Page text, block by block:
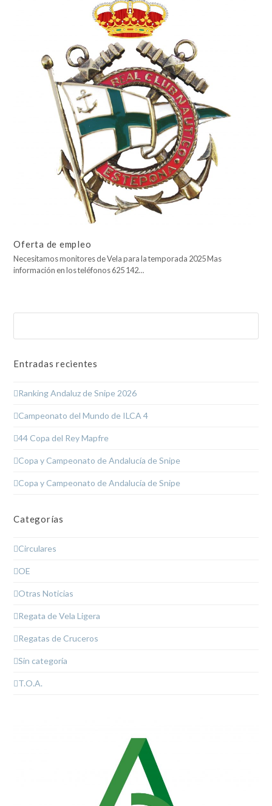
Oferta de empleo
Necesitamos monitores de Vela para la temporada 2025 Mas
información en los teléfonos 625 142…
Entradas recientes
Ranking Andaluz de Snipe 2026
Campeonato del Mundo de ILCA 4
44 Copa del Rey Mapfre
Copa y Campeonato de Andalucía de Snipe
Copa y Campeonato de Andalucía de Snipe
Categorías
Circulares
OE
Otras Noticias
Regata de Vela Ligera
Regatas de Cruceros
Sin categoría
T.O.A.